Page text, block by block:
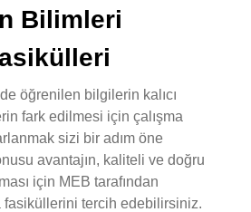
Bilimleri
öğrenilen bilgilerin kalıcı
fark edilmesi için çalışma
sizi bir adım öne
avantajın, kaliteli ve doğru
için MEB tarafından
fasiküllerini tercih edebilirsiniz.